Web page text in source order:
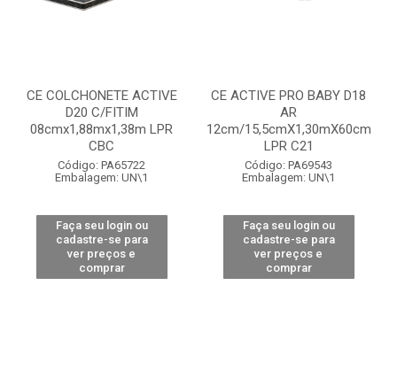
CE COLCHONETE ACTIVE
D20 C/FITIM
08cmx1,88mx1,38m LPR
CBC
Código: PA65722
Embalagem: UN\1
Faça seu login ou
cadastre-se para
ver preços e
comprar
CE ACTIVE PRO BABY D18
AR
12cm/15,5cmX1,30mX60cm
LPR C21
Código: PA69543
Embalagem: UN\1
Faça seu login ou
cadastre-se para
ver preços e
comprar